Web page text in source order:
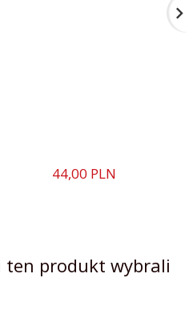
44,00 PLN
ten produkt wybrali